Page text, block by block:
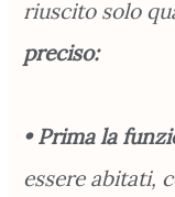
riuscito solo
preciso:
• Prima la
essere abitati,